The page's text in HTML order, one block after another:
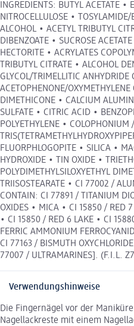
INGREDIENTS: BUTYL ACETATE •
NITROCELLULOSE •
ALCOHOL • ACETYL TRIBUTYL
DIBENZOATE • SUCROSE
HECTORITE • ACRYLATES
TRIBUTYL CITRATE • ALCOHOL
GLYCOL/TRIMELLITIC ANHYDRIDE
ACETOPHENONE/
DIMETHICONE • CALCIUM
SULFATE • CITRIC ACID •
POLYETHYLENE • COLOPHONIUM
FLUORPHLOGOPITE • SILICA •
HYDROXIDE • TIN OXIDE •
POLYDIMETHYLSILOXYETHYL
TRIISOSTEARATE • CI 77002 /
CONTAIN: CI 77891 / TITANIUM
OXIDES • MICA • CI 15850 / RED
• CI 15850 / RED 6 LAKE • CI
FERRIC AMMONIUM
CI 77163 / BISMUTH
77007 / ULTRAMARINES]. (F.I.L.
Verwendungshinweise
Die Fingernägel vor der
Nagellackreste mit einem